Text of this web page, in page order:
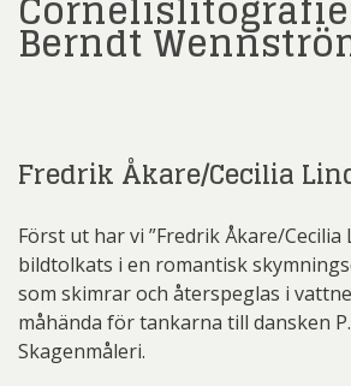
Berndt
Fredrik Åkare/Cecilia
Först ut har vi ”Fredrik Åkare/Cecilia
bildtolkats i en romantisk
som skimrar och återspeglas i
måhända för tankarna till dansken
Skagenmåleri.